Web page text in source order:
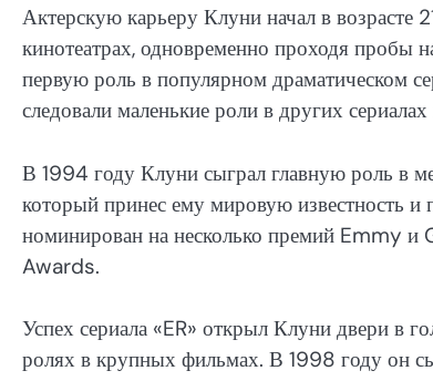
Актерскую карьеру Клуни начал в возрасте
кинотеатрах, одновременно проходя пробы
первую роль в популярном драматическом
следовали маленькие роли в других
В 1994 году Клуни сыграл главную роль в
который принес ему мировую известность и
номинирован на несколько премий Emmy
Awards.
Успех сериала «ER» открыл Клуни двери в
ролях в крупных фильмах. В 1998 году он